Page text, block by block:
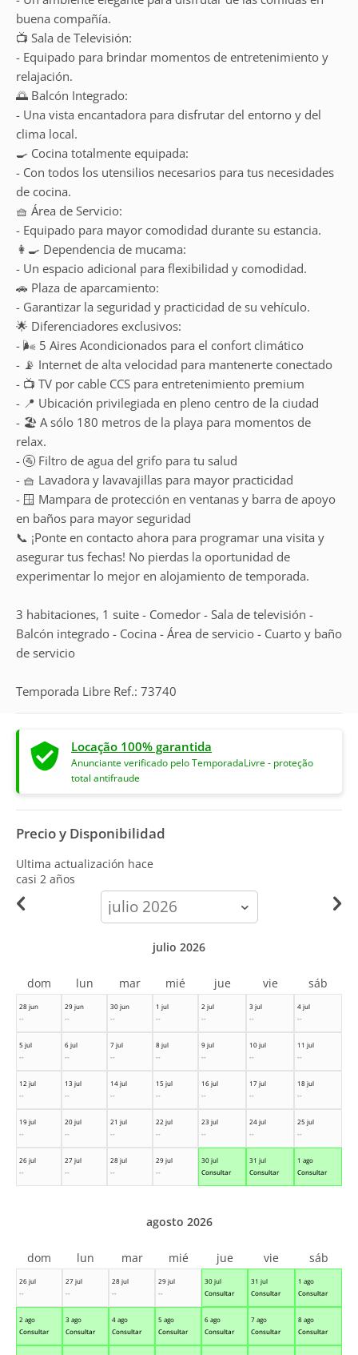
buena compañía.
📺 Sala de Televisión:
- Equipado para brindar momentos de entretenimiento y
relajación.
🌅 Balcón Integrado:
- Una vista encantadora para disfrutar del entorno y del
clima local.
🍳 Cocina totalmente equipada:
- Con todos los utensilios necesarios para tus necesidades
de cocina.
🧺 Área de Servicio:
- Equipado para mayor comodidad durante su estancia.
👩‍🍳 Dependencia de mucama:
- Un espacio adicional para flexibilidad y comodidad.
🚗 Plaza de aparcamiento:
- Garantizar la seguridad y practicidad de su vehículo.
🌟 Diferenciadores exclusivos:
- 🌬️ 5 Aires Acondicionados para el confort climático
- 📡 Internet de alta velocidad para mantenerte conectado
- 📺 TV por cable CCS para entretenimiento premium
- 📍 Ubicación privilegiada en pleno centro de la ciudad
- 🏖️ A sólo 180 metros de la playa para momentos de
relax.
- 🚰 Filtro de agua del grifo para tu salud
- 🧺 Lavadora y lavavajillas para mayor practicidad
- 🪟 Mampara de protección en ventanas y barra de apoyo
en baños para mayor seguridad
📞 ¡Ponte en contacto ahora para programar una visita y
asegurar tus fechas! No pierdas la oportunidad de
experimentar lo mejor en alojamiento de temporada.
3 habitaciones, 1 suite - Comedor - Sala de televisión -
Balcón integrado - Cocina - Área de servicio - Cuarto y baño
de servicio
Temporada Libre Ref.: 73740
Locação 100% garantida
Anunciante verificado pelo TemporadaLivre - proteção
total antifraude
Precio y Disponibilidad
Ultima actualización hace
casi 2 años
calendar-
month
28 jun
--
29 jun
--
30 jun
--
1 jul
--
2 jul
--
3 jul
--
4 jul
--
5 jul
--
6 jul
--
7 jul
--
8 jul
--
9 jul
--
10 jul
--
11 jul
--
12 jul
--
13 jul
--
14 jul
--
15 jul
--
16 jul
--
17 jul
--
18 jul
--
19 jul
--
20 jul
--
21 jul
--
22 jul
--
23 jul
--
24 jul
--
25 jul
--
26 jul
--
27 jul
--
28 jul
--
29 jul
--
30 jul
Consultar
31 jul
Consultar
1 ago
Consultar
julio 2026
dom lun mar mié jue vie sáb
26 jul
--
27 jul
--
28 jul
--
29 jul
--
30 jul
Consultar
31 jul
Consultar
1 ago
Consultar
2 ago
Consultar
3 ago
Consultar
4 ago
Consultar
5 ago
Consultar
6 ago
Consultar
7 ago
Consultar
8 ago
Consultar
agosto 2026
dom lun mar mié jue vie sáb